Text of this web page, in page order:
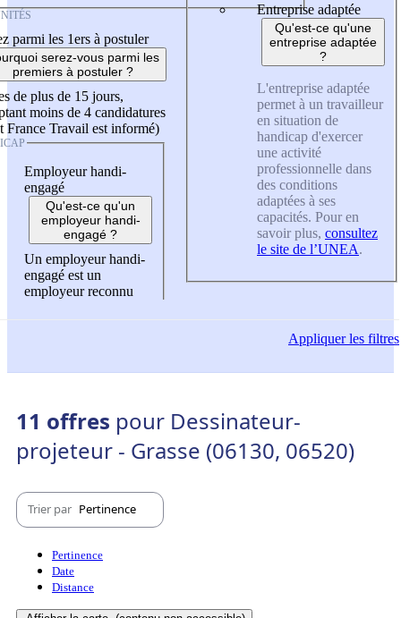
parmi les 1ers à postuler
serez-vous parmi les
premiers à postuler ?
de plus de 15 jours,
moins de 4 candidatures
France Travail est informé)
Employeur handi-
engagé
Qu'est-ce qu'un
employeur handi-
engagé ?
Un employeur handi-
engagé est un
employeur reconnu
Entreprise adaptée
Qu'est-ce qu'une
entreprise adaptée
?
L'entreprise adaptée
permet à un travailleur
en situation de
handicap d'exercer
une activité
professionnelle dans
des conditions
adaptées à ses
capacités. Pour en
savoir plus, consultez
le site de l’UNEA.
Appliquerles filtres
11 offres pour Dessinateur-
projeteur - Grasse (06130, 06520)
Trier par Pertinence
Pertinence
Date
Distance